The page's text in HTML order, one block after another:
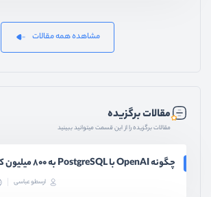
مشاهده همه مقالات
مقالات برگزیده
مقالات برگزیده را از این قسمت میتوانید ببینید
چگونه OpenAI با PostgreSQL به ۸۰۰ میلیون کاربر رسید؟
ارسطو عباسی